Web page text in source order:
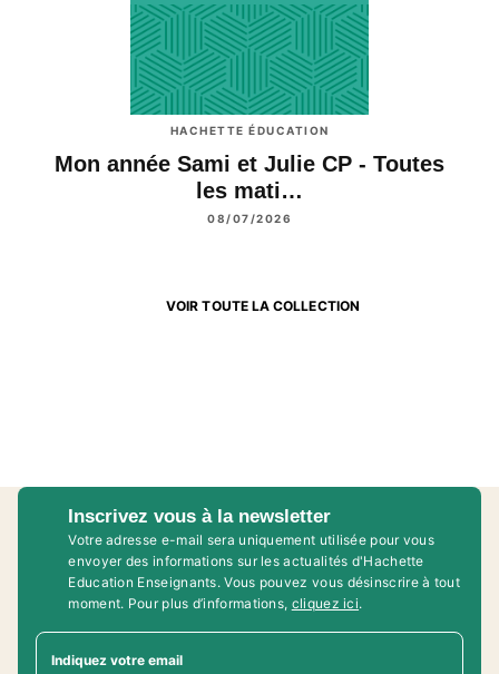
HACHETTE ÉDUCATION
Mon année Sami et Julie CP - Toutes
les mati…
08/07/2026
VOIR TOUTE LA COLLECTION
Inscrivez vous à la newsletter
Votre adresse e-mail sera uniquement utilisée pour vous
envoyer des informations sur les actualités d'Hachette
Education Enseignants. Vous pouvez vous désinscrire à tout
moment. Pour plus d’informations, cliquez ici.
Indiquez votre email